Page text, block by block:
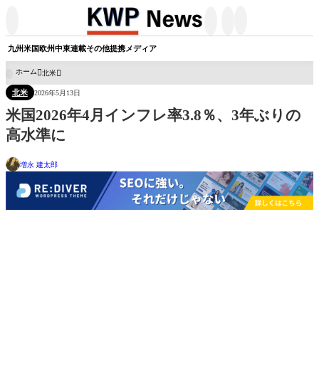
九州米国欧州中東連載その他提携メディア
ホーム 北米
北米 2026年5月13日
米国2026年4月インフレ率3.8％、3年ぶりの
高水準に
増永 建太郎